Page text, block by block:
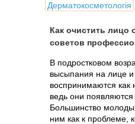
Дерматокосметологія
Как очистить лицо
советов
В подростковом
высыпания на лице и
воспринимаются как
ведь они появляются
Большинство
ним как к проблеме,